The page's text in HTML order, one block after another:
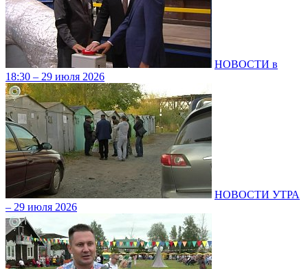
НОВОСТИ в
18:30 – 29 июля 2026
НОВОСТИ УТРА
– 29 июля 2026